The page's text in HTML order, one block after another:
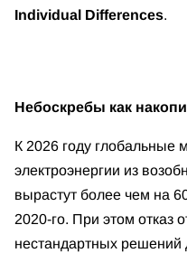
Individual Differences.
Небоскребы как
К 2026 году глобальные
электроэнергии из
вырастут более чем на
2020-го. При этом отказ
нестандартных решений